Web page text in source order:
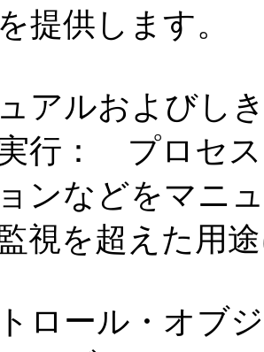
提供します。
アルおよびし
実行： プロセ
ンなどをマニ
視を超えた用
ロール・オブ